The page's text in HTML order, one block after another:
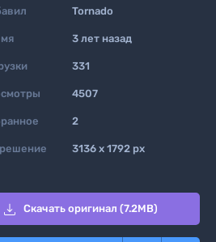
Tornado
3 лет назад
331
4507
2
3136 x 1792 px
 Скачать оригинал (7.2MB)